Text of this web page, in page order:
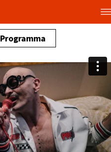
Programma